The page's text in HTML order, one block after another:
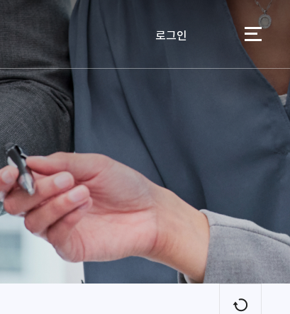
로그인 이용자
새